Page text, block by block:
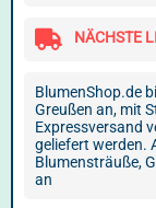
NÄCHSTE
BlumenShop.de
Greußen an, mit
Expressversand
geliefert werden.
Blumensträuße,
an